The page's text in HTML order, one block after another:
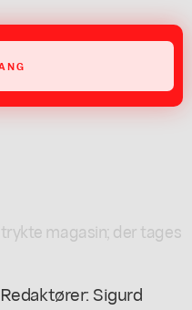
magasin; der tages
Sigurd